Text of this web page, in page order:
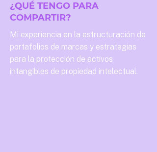
¿QUÉ TENGO PARA
COMPARTIR?
Mi experiencia en la estructuración de
portafolios de marcas y estrategias
para la protección de activos
intangibles de propiedad intelectual.